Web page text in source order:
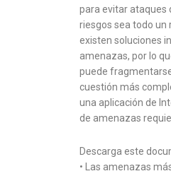
para evitar ataques
riesgos sea todo un
existen soluciones
amenazas, por lo
puede
cuestión más
una aplicación de
de amenazas
Descarga este
• Las amenazas